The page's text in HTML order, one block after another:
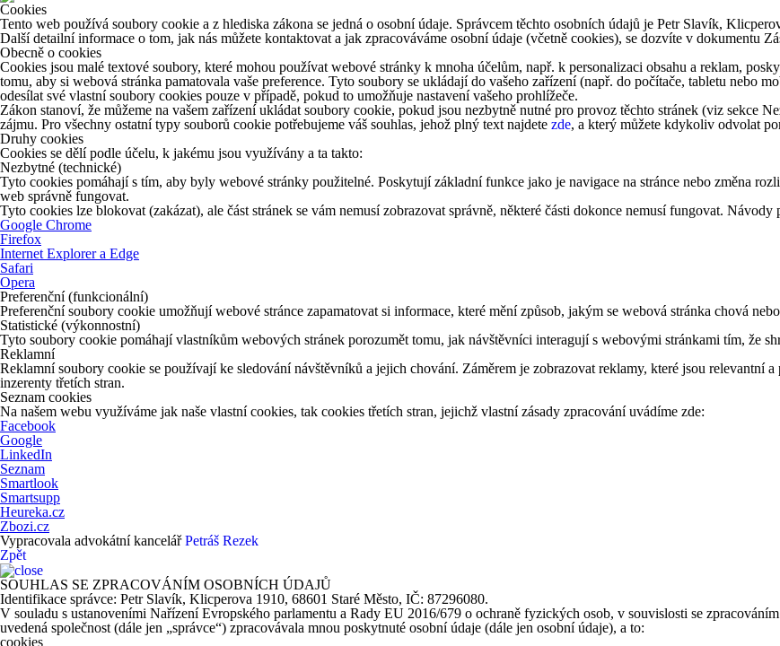
Cookies
Tento web používá soubory cookie a z hlediska zákona se jedná o osobní údaje. Správcem těchto osobních údajů je Petr Slavík,
Další detailní informace o tom, jak nás můžete kontaktovat a jak zpracováváme osobní údaje (včetně cookies), se dozvíte v dokumentu
Obecně o cookies
Cookies jsou malé textové soubory, které mohou používat webové stránky k mnoha účelům, např. k personalizaci obsahu a reklam,
tomu, aby si webová stránka pamatovala vaše preference. Tyto soubory se ukládají do vašeho zařízení (např. do počítače, tabletu nebo
odesílat své vlastní soubory cookies pouze v případě, pokud to umožňuje nastavení vašeho prohlížeče.
Zákon stanoví, že můžeme na vašem zařízení ukládat soubory cookie, pokud jsou nezbytně nutné pro provoz těchto stránek (viz sekce
zájmu. Pro všechny ostatní typy souborů cookie potřebujeme váš souhlas, jehož plný text najdete zde, a který můžete kdykoliv odvolat
Druhy cookies
Cookies se dělí podle účelu, k jakému jsou využívány a ta takto:
Nezbytné (technické)
Tyto cookies pomáhají s tím, aby byly webové stránky použitelné. Poskytují základní funkce jako je navigace na stránce nebo změna
web správně fungovat.
Tyto cookies lze blokovat (zakázat), ale část stránek se vám nemusí zobrazovat správně, některé části dokonce nemusí fungovat.
Google Chrome
Firefox
Internet Explorer a Edge
Safari
Opera
Preferenční (funkcionální)
Preferenční soubory cookie umožňují webové stránce zapamatovat si informace, které mění způsob, jakým se webová stránka chová
Statistické (výkonnostní)
Tyto soubory cookie pomáhají vlastníkům webových stránek porozumět tomu, jak návštěvníci interagují s webovými stránkami tím, že
Reklamní
Reklamní soubory cookie se používají ke sledování návštěvníků a jejich chování. Záměrem je zobrazovat reklamy, které jsou relevantní
inzerenty třetích stran.
Seznam cookies
Na našem webu využíváme jak naše vlastní cookies, tak cookies třetích stran, jejichž vlastní zásady zpracování uvádíme zde:
Facebook
Google
LinkedIn
Seznam
Smartlook
Smartsupp
Heureka.cz
Zbozi.cz
Vypracovala advokátní kancelářPetráš Rezek
Zpět
SOUHLAS SE ZPRACOVÁNÍM OSOBNÍCH ÚDAJŮ
Identifikace správce: Petr Slavík, Klicperova 1910, 68601 Staré Město, IČ: 87296080.
V souladu s ustanoveními Nařízení Evropského parlamentu a Rady EU 2016/679 o ochraně fyzických osob, v souvislosti se
uvedená společnost (dále jen „správce“) zpracovávala mnou poskytnuté osobní údaje (dále jen osobní údaje), a to:
cookies